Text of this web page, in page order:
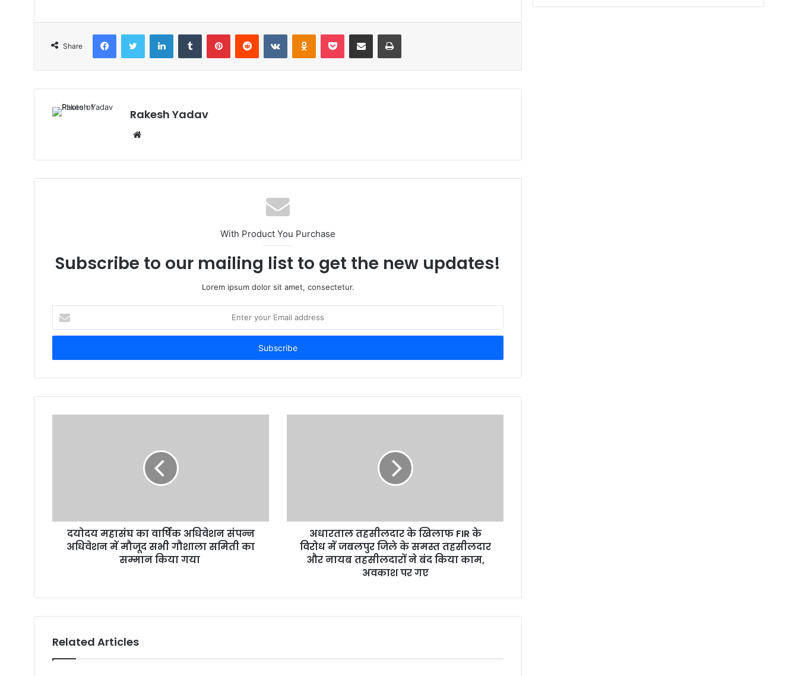
Share
Rakesh Yadav
b
s
With Product You Purchase
Subscribe to our mailing list to get the new updates!
Lorem ipsum dolor sit amet, consectetur.
t
r
u
r
दयोदय महासंघ का वार्षिक अधिवेशन संपन्न
अधिवेशन में मौजूद सभी गौशाला समिती का
सम्मान किया गया
अधारताल तहसीलदार के खिलाफ FIR के
विरोध में जबलपुर जिले के समस्त तहसीलदार
और नायब तहसीलदारों ने बंद किया काम,
अवकाश पर गए
Related Articles